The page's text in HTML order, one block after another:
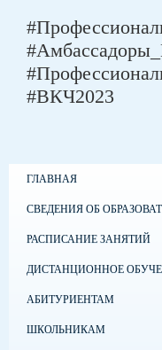
#ВКЧ2023
ГЛАВНАЯ
СВЕДЕНИЯ ОБ
РАСПИСАНИЕ ЗАНЯТИЙ
ДИСТАНЦИОННОЕ
АБИТУРИЕНТАМ
ШКОЛЬНИКАМ